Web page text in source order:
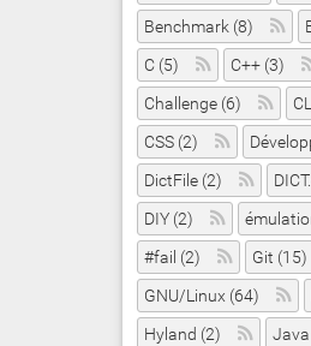
Benchmark (8)
C (5)
C++ (3)
Challenge (6)
CSS (2)
DictFile (2)
DIY (2)
#fail (2)
Git (15)
GNU/Linux (64)
Hyland (2)